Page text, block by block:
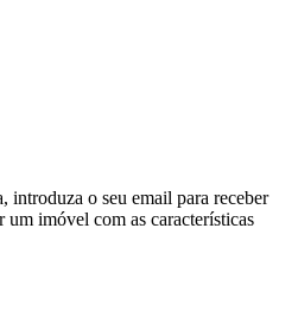
introduza o seu email para receber
um imóvel com as características